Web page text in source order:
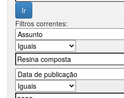
Filtros correntes: